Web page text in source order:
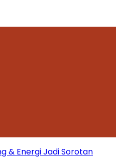
& Energi Jadi Sorotan